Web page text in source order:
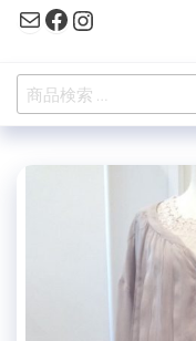
プ
MailFacebook
Instagram
検
索